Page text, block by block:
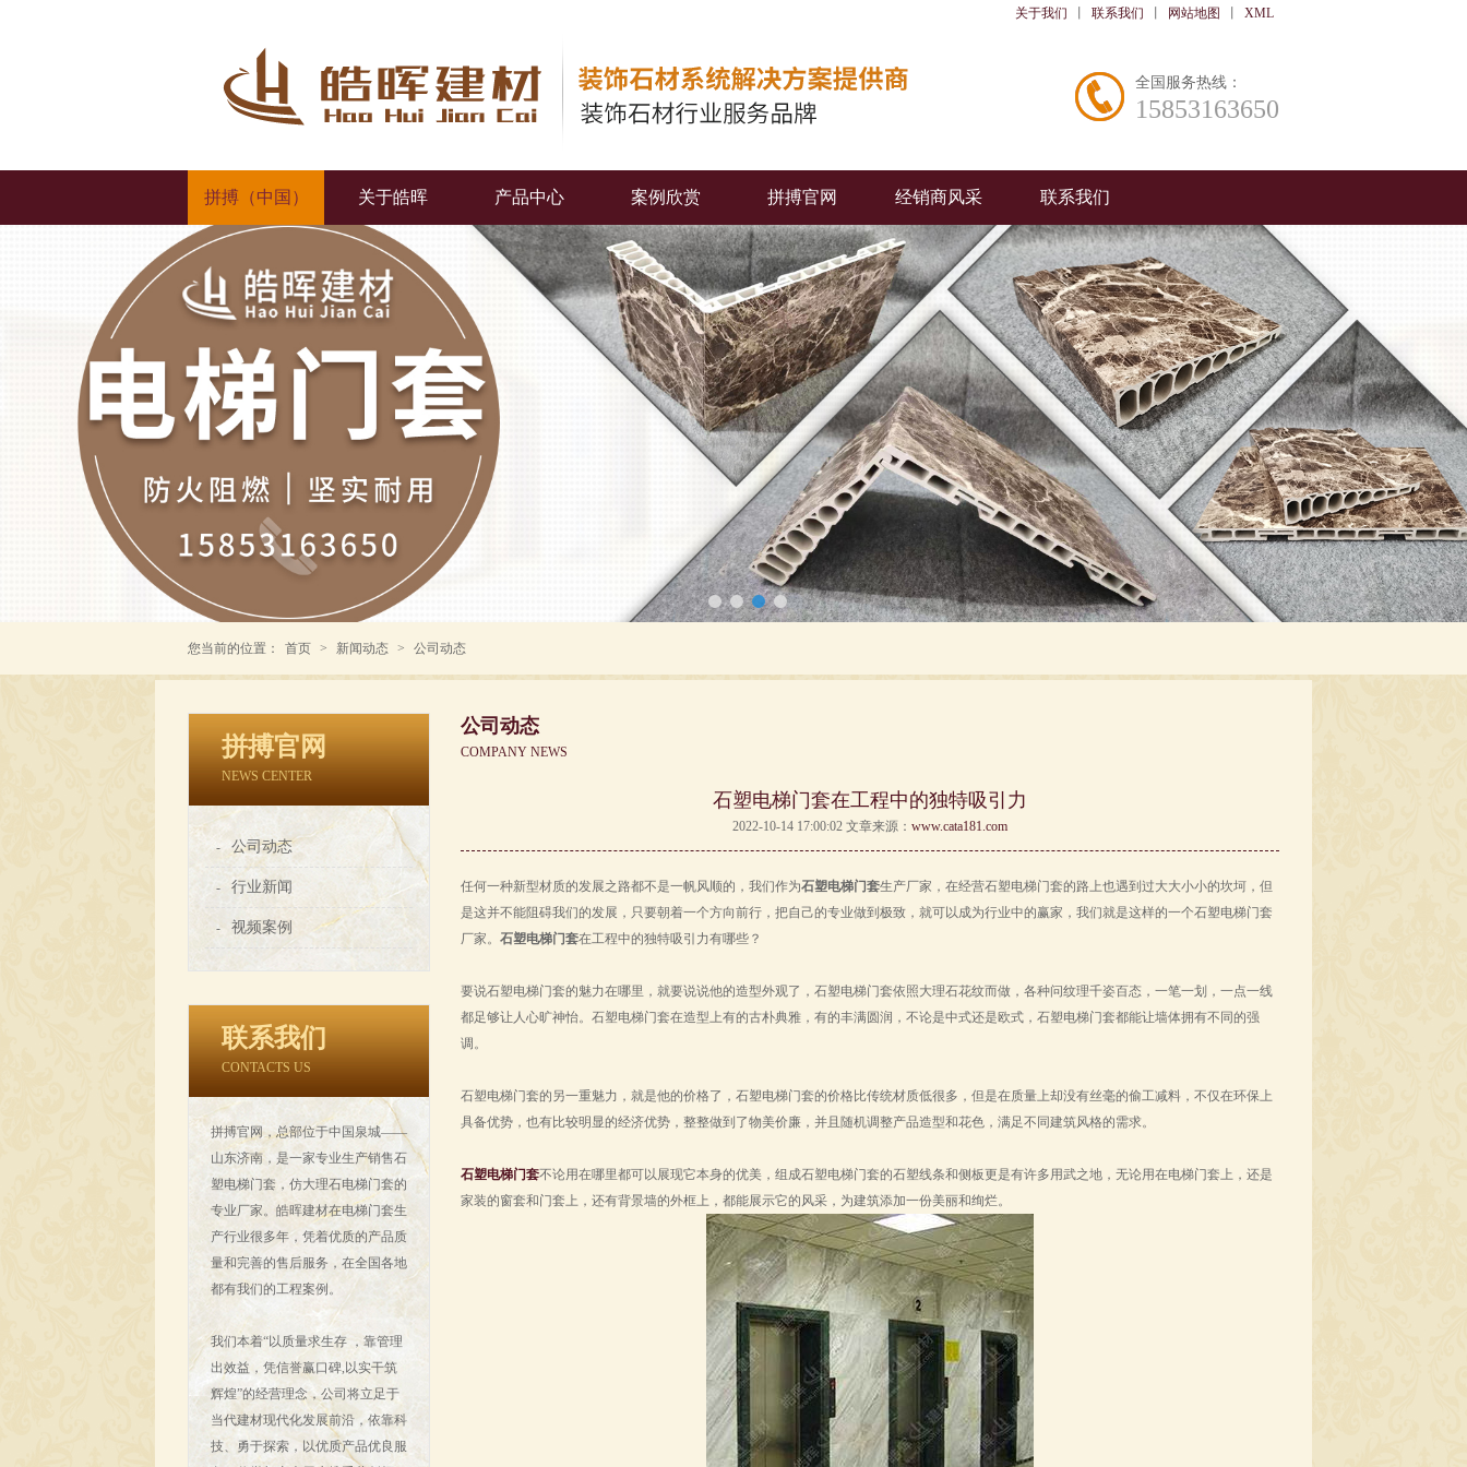
关于我们 联系我们 网站地图 XML
全国服务热线：
15853163650
拼搏（中国） 关于皓晖 产品中心 案例欣赏 拼搏官网 经销商风采 联系我们
您当前的位置： 首页 > 新闻动态 > 公司动态
拼搏官网
NEWS CENTER
- 公司动态
- 行业新闻
- 视频案例
联系我们
CONTACTS US
拼搏官网，总部位于中国泉城——
山东济南，是一家专业生产销售石
塑电梯门套，仿大理石电梯门套的
专业厂家。皓晖建材在电梯门套生
产行业很多年，凭着优质的产品质
量和完善的售后服务，在全国各地
都有我们的工程案例。
我们本着“以质量求生存 ，靠管理
出效益，凭信誉赢口碑,以实干筑
辉煌”的经营理念，公司将立足于
当代建材现代化发展前沿，依靠科
技、勇于探索，以优质产品优良服
公司动态
COMPANY NEWS
石塑电梯门套在工程中的独特吸引力
2022-10-14 17:00:02 文章来源： www.cata181.com
任何一种新型材质的发展之路都不是一帆风顺的，我们作为石塑电梯门套生产厂家，在经营石塑电梯门套的路上也遇到过大大小小的坎坷，但
是这并不能阻碍我们的发展，只要朝着一个方向前行，把自己的专业做到极致，就可以成为行业中的赢家，我们就是这样的一个石塑电梯门套
厂家。 石塑电梯门套在工程中的独特吸引力有哪些？
要说石塑电梯门套的魅力在哪里，就要说说他的造型外观了，石塑电梯门套依照大理石花纹而做，各种问纹理千姿百态，一笔一划，一点一线
都足够让人心旷神怡。石塑电梯门套在造型上有的古朴典雅，有的丰满圆润，不论是中式还是欧式，石塑电梯门套都能让墙体拥有不同的强
调。
石塑电梯门套的另一重魅力，就是他的价格了，石塑电梯门套的价格比传统材质低很多，但是在质量上却没有丝毫的偷工减料，不仅在环保上
具备优势，也有比较明显的经济优势，整整做到了物美价廉，并且随机调整产品造型和花色，满足不同建筑风格的需求。
石塑电梯门套不论用在哪里都可以展现它本身的优美，组成石塑电梯门套的石塑线条和侧板更是有许多用武之地，无论用在电梯门套上，还是
家装的窗套和门套上，还有背景墙的外框上，都能展示它的风采，为建筑添加一份美丽和绚烂。